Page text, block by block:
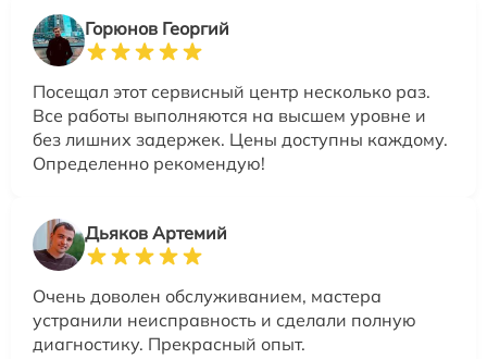
Горюнов Георгий
Посещал этот сервисный центр несколько раз.
Все работы выполняются на высшем уровне и
без лишних задержек. Цены доступны каждому.
Определенно рекомендую!
Дьяков Артемий
Очень доволен обслуживанием, мастера
устранили неисправность и сделали полную
диагностику. Прекрасный опыт.